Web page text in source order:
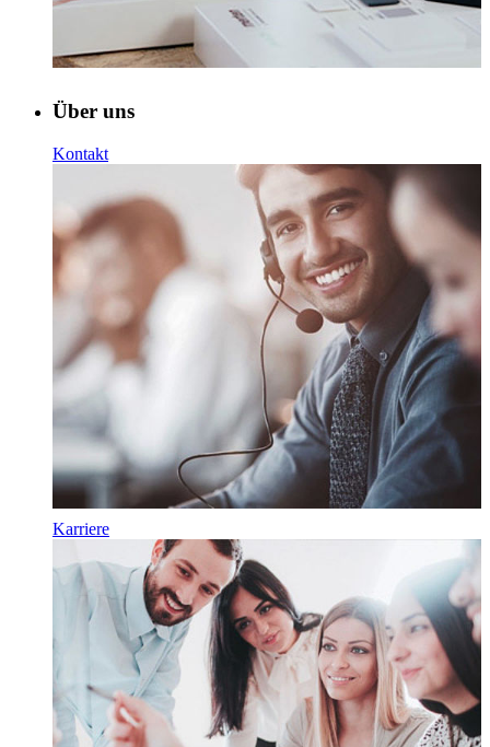
Über uns
Kontakt
Karriere